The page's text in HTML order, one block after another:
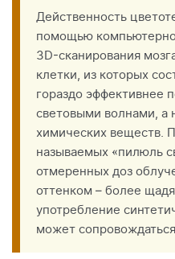
Действенность
помощью
3D-сканирования
клетки, из которых
гораздо эффективнее
световыми волнами, а
химических веществ.
называемых «пилюль
отмеренных доз
оттенком – более
употребление
может